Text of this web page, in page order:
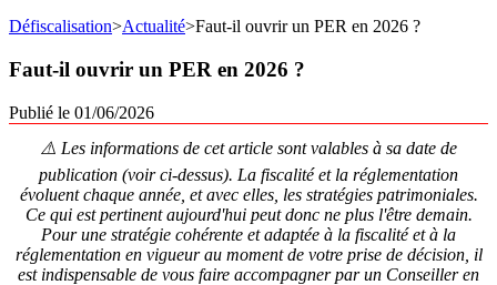
Défiscalisation>Actualité>Faut-il ouvrir un PER en 2026 ?
Faut-il ouvrir un PER en 2026 ?
Publié le 01/06/2026
⚠️ Les informations de cet article sont valables à sa date de
publication (voir ci-dessus). La fiscalité et la réglementation
évoluent chaque année, et avec elles, les stratégies patrimoniales.
Ce qui est pertinent aujourd'hui peut donc ne plus l'être demain.
Pour une stratégie cohérente et adaptée à la fiscalité et à la
réglementation en vigueur au moment de votre prise de décision, il
est indispensable de vous faire accompagner par un Conseiller en